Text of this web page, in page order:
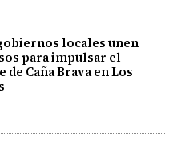
locales unen
para impulsar el
de Caña Brava en Los